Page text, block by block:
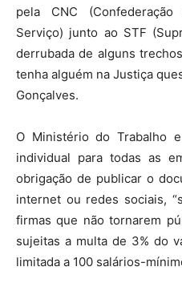
pela CNC
Serviço) junto ao STF
derrubada de alguns
tenha alguém na Justiça
Gonçalves.
O Ministério do Trabalho
individual para todas as
obrigação de publicar o
internet ou redes sociais,
firmas que não tornarem
sujeitas a multa de 3% do
limitada a 100 salários-